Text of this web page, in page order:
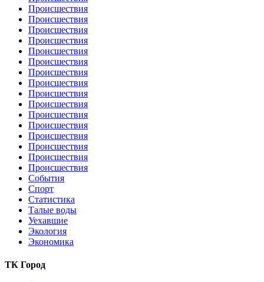
Происшествия
Происшествия
Происшествия
Происшествия
Происшествия
Происшествия
Происшествия
Происшествия
Происшествия
Происшествия
Происшествия
Происшествия
Происшествия
Происшествия
Происшествия
Происшествия
События
Спорт
Статистика
Талые воды
Уехавшие
Экология
Экономика
ТК Город